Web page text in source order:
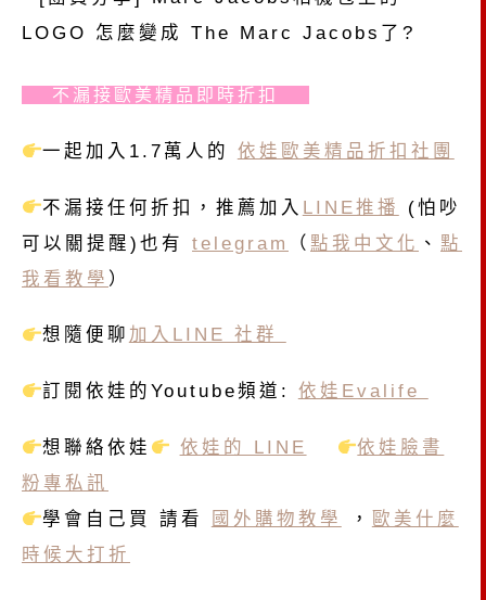
不漏接歐美精品即時折扣
一起加入1.7萬人的 依娃歐美精品折扣社團
不漏接任何折扣，推薦加入 LINE推播
(怕吵
可以關提醒)也有 telegram （ 點我中文化 、 點
我看教學 ）
想隨便聊 加入LINE 社群
訂閱依娃的Youtube頻道: 依娃Evalife
想聯絡依娃 依娃的 LINE
依娃臉書
粉專私訊
學會自己買 請看
國外購物教學 ，
歐美什麼
時候大打折